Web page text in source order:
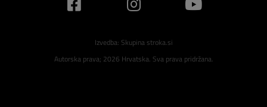
Izvedba: Skupina stroka.si
Autorska prava; 2026 Hrvatska. Sva prava pridržana.